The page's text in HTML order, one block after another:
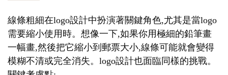
線條粗細在logo設計中扮演著關鍵角色,尤其是當logo
需要縮小使用時。想像一下,如果你用極細的鉛筆畫
一幅畫,然後把它縮小到郵票大小,線條可能就會變得
模糊不清或完全消失。logo設計也面臨同樣的挑戰。